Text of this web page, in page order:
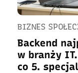
BIZNES
Backend
w branży
co 5.